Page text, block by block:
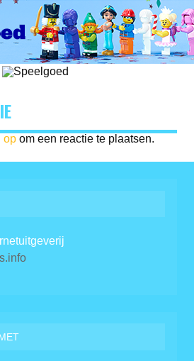
op om een reactie te plaatsen.